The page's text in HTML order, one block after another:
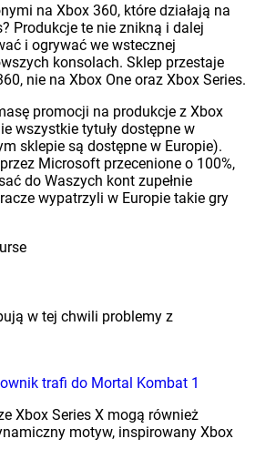
na Xbox 360, które działają na
Produkcje te nie znikną i dalej
i ogrywać we wstecznej
konsolach. Sklep przestaje
nie na Xbox One oraz Xbox Series.
promocji na produkcje z Xbox
wszystkie tytuły dostępne w
sklepie są dostępne w Europie).
Microsoft przecenione o 100%,
do Waszych kont zupełnie
wypatrzyli w Europie takie gry
w tej chwili problemy z
trafi do Mortal Kombat 1
Xbox Series X mogą również
motyw, inspirowany Xbox